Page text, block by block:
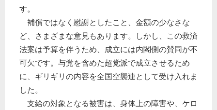
す。
補償ではなく慰謝としたこと、金額の少なさな
ど、さまざまな意見もあります。しかし、この救済
法案は予算を伴うため、成立には内閣側の賛同が不
可欠です。与党を含めた超党派で成立させるため
に、ギリギリの内容を全国空襲連として受け入れま
した。
支給の対象となる被害は、身体上の障害や、ケロ